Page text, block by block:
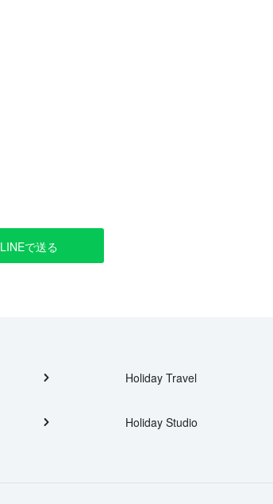
LINEで送る
Holiday Travel
Holiday Studio